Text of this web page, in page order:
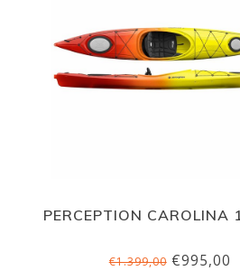
PERCEPTION CAROLINA
€1.399,00€995,00